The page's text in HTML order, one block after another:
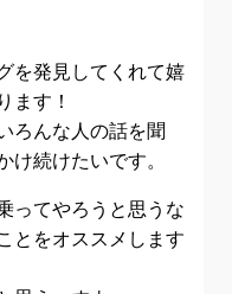
を発見してくれて嬉
ます！
ろんな人の話を聞
け続けたいです。
ってやろうと思うな
とをオススメします